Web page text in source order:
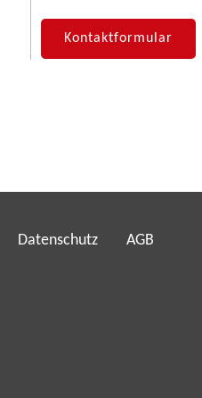
Kontaktformular
Datenschutz AGB